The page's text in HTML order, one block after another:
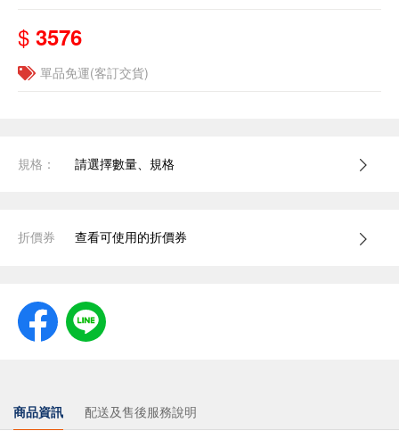
$ 3576
單品免運(客訂交貨)
規格： 請選擇數量、規格
折價券 查看可使用的折價券
商品資訊 配送及售後服務說明